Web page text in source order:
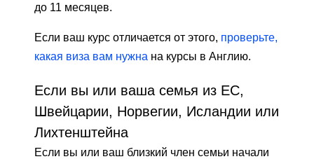
до 11 месяцев.
Если ваш курс отличается от этого, проверьте,
какая виза вам нужна на курсы в Англию.
Если вы или ваша семья из ЕС,
Швейцарии, Норвегии, Исландии или
Лихтенштейна
Если вы или ваш близкий член семьи начали